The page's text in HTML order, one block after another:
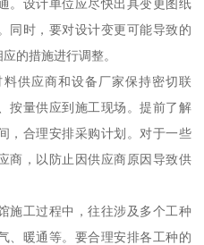
。设计单位应尽快出具变更图纸
同时，要对设计变更可能导致的
的措施进行调整。
供应商和设备厂家保持密切联
按量供应到施工现场。提前了解
，合理安排采购计划。对于一些
商，以防止因供应商原因导致供
施工过程中，往往涉及多个工种
、暖通等。要合理安排各工种的